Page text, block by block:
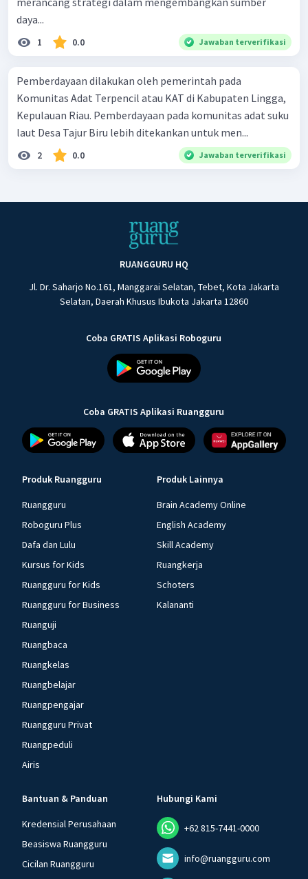
daya...
1 0.0 Jawaban terverifikasi
Pemberdayaan dilakukan oleh pemerintah pada
Komunitas Adat Terpencil atau KAT di Kabupaten Lingga,
Kepulauan Riau. Pemberdayaan pada komunitas adat suku
laut Desa Tajur Biru lebih ditekankan untuk men...
2 0.0 Jawaban terverifikasi
RUANGGURU HQ
Jl. Dr. Saharjo No.161, Manggarai Selatan, Tebet, Kota Jakarta
Selatan, Daerah Khusus Ibukota Jakarta 12860
Coba GRATIS Aplikasi Roboguru
Coba GRATIS Aplikasi Ruangguru
Produk Ruangguru
Ruangguru
Roboguru Plus
Dafa dan Lulu
Kursus for Kids
Ruangguru for Kids
Ruangguru for Business
Ruanguji
Ruangbaca
Ruangkelas
Ruangbelajar
Ruangpengajar
Ruangguru Privat
Ruangpeduli
Airis
Produk Lainnya
Brain Academy Online
English Academy
Skill Academy
Ruangkerja
Schoters
Kalananti
Bantuan & Panduan
Kredensial Perusahaan
Beasiswa Ruangguru
Cicilan Ruangguru
Hubungi Kami
+62 815-7441-0000
info@ruangguru.com